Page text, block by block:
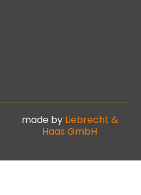
made by Liebrecht &
Haas GmbH